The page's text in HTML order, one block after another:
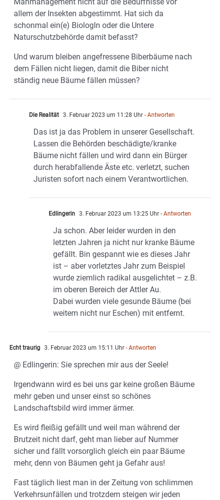
allem der Insekten abgestimmt. Hat sich da
schonmal ein(e) BiologIn oder die Untere
Naturschutzbehörde damit befasst?
Und warum bleiben angefressene Biberbäume nach
dem Fällen nicht liegen, damit die Biber nicht
ständig neue Bäume fällen müssen?
Die Realität 3. Februar 2023 um 11:28 Uhr - Antworten
Das ist ja das Problem in unserer Gesellschaft.
Lassen die Behörden beschädigte/kranke
Bäume nicht fällen und wird dann ein Bürger
durch herabfallende Äste etc. verletzt, suchen
Juristen sofort nach einem Verantwortlichen.
Edlingerin 3. Februar 2023 um 13:25 Uhr - Antworten
Ja schon. Aber leider wurden in den
letzten Jahren ja nicht nur kranke Bäume
gefällt. Bin gespannt wie es dieses Jahr
ist – aber vorletztes Jahr zum Beispiel
wurde ziemlich radikal ausgelichtet – z.B.
im oberen Bereich der Attler Au.
Dabei wurden viele gesunde Bäume (bei
weitem nicht nur Eschen) mit entfernt.
Echt traurig 3. Februar 2023 um 15:11 Uhr - Antworten
@ Edlingerin: Sie sprechen mir aus der Seele!
Irgendwann wird es bei uns gar keine großen Bäume
mehr geben und unser einst so schönes
Landschaftsbild wird immer ärmer.
Es wird fleißig gefällt und weil man während der
Brutzeit nicht darf, geht man lieber auf Nummer
sicher und fällt vorsorglich gleich ein paar Bäume
mehr, denn von Bäumen geht ja Gefahr aus!
Fast täglich liest man in der Zeitung von schlimmen
Verkehrsunfällen und trotzdem steigen wir jeden